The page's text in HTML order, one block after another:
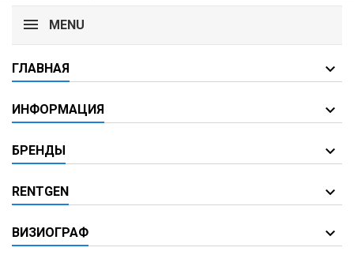
MENU
ГЛАВНАЯ
ИНФОРМАЦИЯ
БРЕНДЫ
RENTGEN
ВИЗИОГРАФ